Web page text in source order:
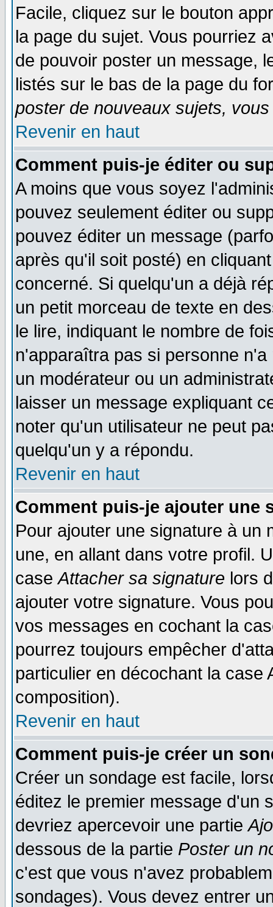
Facile, cliquez sur le bouton
la page du sujet. Vous pourriez
de pouvoir poster un message,
listés sur le bas de la page du
poster de nouveaux sujets,
Revenir en haut
Comment puis-je éditer ou
A moins que vous soyez
pouvez seulement éditer ou
pouvez éditer un message
après qu'il soit posté) en
concerné. Si quelqu'un a déjà
un petit morceau de texte en
le lire, indiquant le nombre de
n'apparaîtra pas si personne
un modérateur ou un
laisser un message expliquant
noter qu'un utilisateur ne peut
quelqu'un y a répondu.
Revenir en haut
Comment puis-je ajouter une
Pour ajouter une signature à un
une, en allant dans votre profil.
caseAttacher sa signature lors
ajouter votre signature. Vous
vos messages en cochant la
pourrez toujours empêcher
particulier en décochant la
composition).
Revenir en haut
Comment puis-je créer un
Créer un sondage est facile,
éditez le premier message d'un
devriez apercevoir une partie
dessous de la partie Poster un
c'est que vous n'avez
sondages). Vous devez entrer